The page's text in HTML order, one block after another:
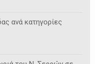
ανά κατηγορίες